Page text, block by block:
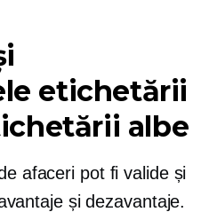
etichetării
albe
afaceri pot fi valide și
și dezavantaje.